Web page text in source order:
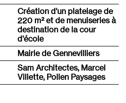
Création d'un platelage de
220 m² et de menuiseries à
destination de la cour
d'école
Mairie de Gennevilliers
Sam Architectes, Marcel
Villette, Pollen Paysages